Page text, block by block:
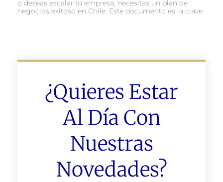
o deseas escalar tu empresa, necesitas un plan de
negocios exitoso en Chile. Este documento es la clave
¿Quieres Estar
Al Día Con
Nuestras
Novedades?